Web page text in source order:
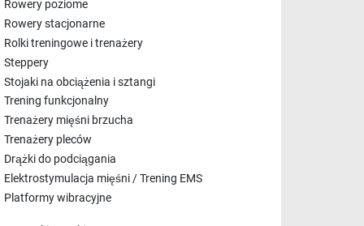
Rowery poziome
Rowery stacjonarne
Rolki treningowe i trenażery
Steppery
Stojaki na obciążenia i sztangi
Trening funkcjonalny
Trenażery mięśni brzucha
Trenażery pleców
Drążki do podciągania
Elektrostymulacja mięśni / Trening EMS
Platformy wibracyjne